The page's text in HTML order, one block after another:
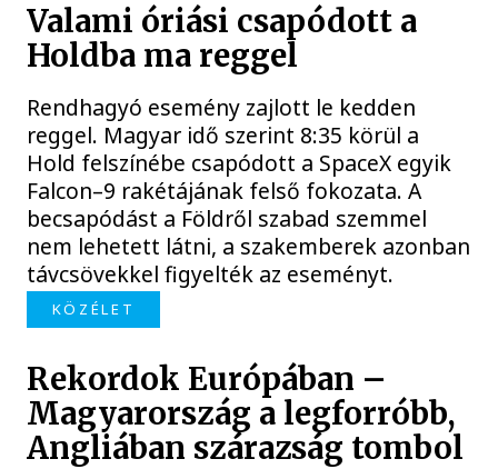
Valami óriási csapódott a
Holdba ma reggel
Rendhagyó esemény zajlott le kedden
reggel. Magyar idő szerint 8:35 körül a
Hold felszínébe csapódott a SpaceX egyik
Falcon–9 rakétájának felső fokozata. A
becsapódást a Földről szabad szemmel
nem lehetett látni, a szakemberek azonban
távcsövekkel figyelték az eseményt.
KÖZÉLET
Rekordok Európában –
Magyarország a legforróbb,
Angliában szárazság tombol